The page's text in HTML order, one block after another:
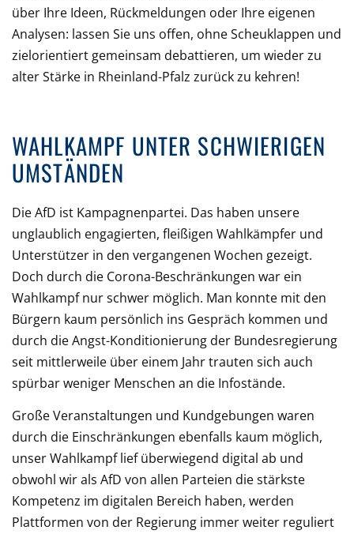
über Ihre Ideen, Rückmeldungen oder Ihre eigenen
Analysen: lassen Sie uns offen, ohne Scheuklappen und
zielorientiert gemeinsam debattieren, um wieder zu
alter Stärke in Rheinland-Pfalz zurück zu kehren!
WAHLKAMPF UNTER SCHWIERIGEN
UMSTÄNDEN
Die AfD ist Kampagnenpartei. Das haben unsere
unglaublich engagierten, fleißigen Wahlkämpfer und
Unterstützer in den vergangenen Wochen gezeigt.
Doch durch die Corona-Beschränkungen war ein
Wahlkampf nur schwer möglich. Man konnte mit den
Bürgern kaum persönlich ins Gespräch kommen und
durch die Angst-Konditionierung der Bundesregierung
seit mittlerweile über einem Jahr trauten sich auch
spürbar weniger Menschen an die Infostände.
Große Veranstaltungen und Kundgebungen waren
durch die Einschränkungen ebenfalls kaum möglich,
unser Wahlkampf lief überwiegend digital ab und
obwohl wir als AfD von allen Parteien die stärkste
Kompetenz im digitalen Bereich haben, werden
Plattformen von der Regierung immer weiter reguliert